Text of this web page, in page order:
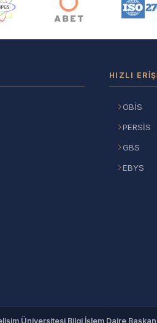
HIZLI
OBİS
PERSİS
GBS
EBYS
Üniversitesi Bilgi İşlem Daire